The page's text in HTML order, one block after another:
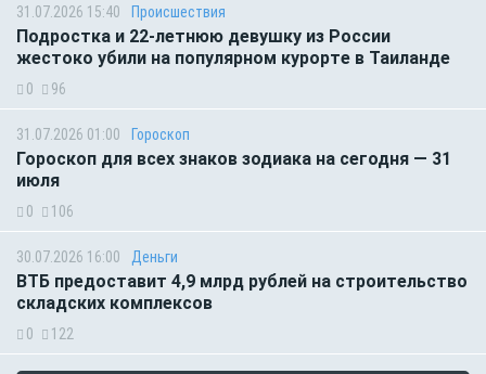
31.07.2026 15:40 Происшествия
Подростка и 22-летнюю девушку из России
жестоко убили на популярном курорте в Таиланде
0 96
31.07.2026 01:00 Гороскоп
Гороскоп для всех знаков зодиака на сегодня — 31
июля
0 106
30.07.2026 16:00 Деньги
ВТБ предоставит 4,9 млрд рублей на строительство
складских комплексов
0 122